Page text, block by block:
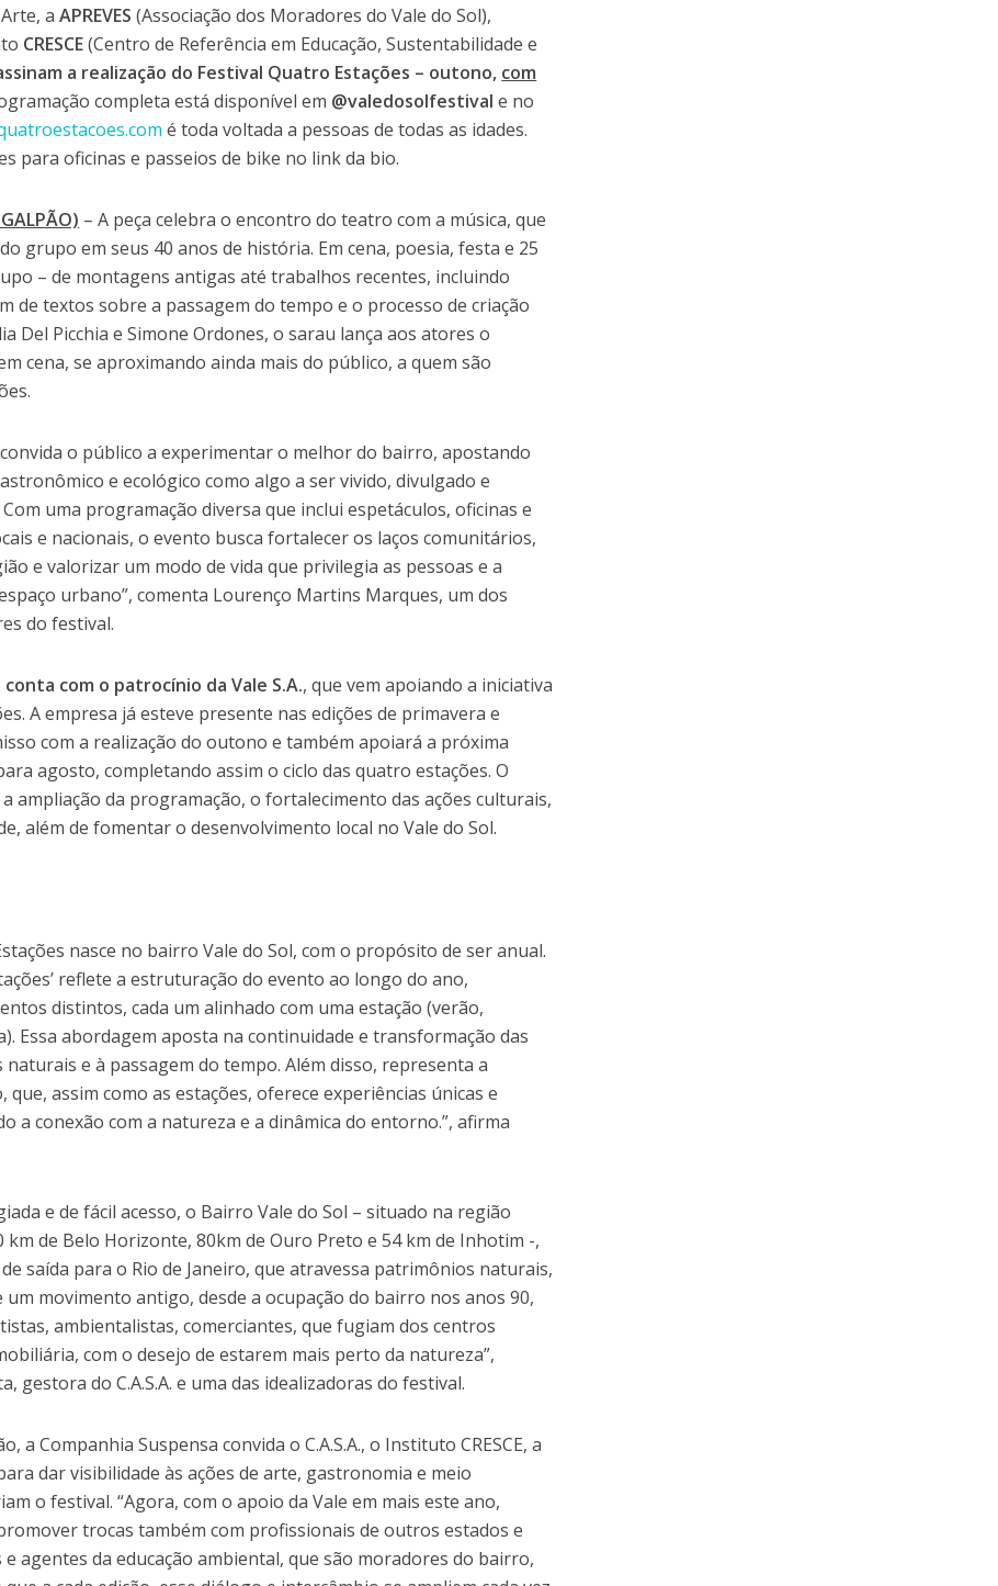
aAPREVES (Associação dos Moradores do Vale do Sol),
CRESCE(Centro de Referência em Educação, Sustentabilidade e
a realização do Festival Quatro Estações – outono, com
completa está disponível em @valedosolfestival e no
é toda voltada a pessoas de todas as idades.
para oficinas e passeios de bike no link da bio.
– A peça celebra o encontro do teatro com a música, que
grupo em seus 40 anos de história. Em cena, poesia, festa e 25
– de montagens antigas até trabalhos recentes, incluindo
de textos sobre a passagem do tempo e o processo de criação
Del Picchia e Simone Ordones, o sarau lança aos atores o
cena, se aproximando ainda mais do público, a quem são
convida o público a experimentar o melhor do bairro, apostando
e ecológico como algo a ser vivido, divulgado e
uma programação diversa que inclui espetáculos, oficinas e
e nacionais, o evento busca fortalecer os laços comunitários,
e valorizar um modo de vida que privilegia as pessoas e a
urbano”, comenta Lourenço Martins Marques, um dos
do festival.
com o patrocínio da Vale S.A., que vem apoiando a iniciativa
A empresa já esteve presente nas edições de primavera e
com a realização do outono e também apoiará a próxima
agosto, completando assim o ciclo das quatro estações. O
ampliação da programação, o fortalecimento das ações culturais,
além de fomentar o desenvolvimento local no Vale do Sol.
nasce no bairro Vale do Sol, com o propósito de ser anual.
reflete a estruturação do evento ao longo do ano,
distintos, cada um alinhado com uma estação (verão,
Essa abordagem aposta na continuidade e transformação das
naturais e à passagem do tempo. Além disso, representa a
assim como as estações, oferece experiências únicas e
a conexão com a natureza e a dinâmica do entorno.”, afirma
e de fácil acesso, o Bairro Vale do Sol – situado na região
km de Belo Horizonte, 80km de Ouro Preto e 54 km de Inhotim -,
saída para o Rio de Janeiro, que atravessa patrimônios naturais,
um movimento antigo, desde a ocupação do bairro nos anos 90,
ambientalistas, comerciantes, que fugiam dos centros
com o desejo de estarem mais perto da natureza”,
gestora do C.A.S.A. e uma das idealizadoras do festival.
a Companhia Suspensa convida o C.A.S.A., o Instituto CRESCE, a
dar visibilidade às ações de arte, gastronomia e meio
o festival. “Agora, com o apoio da Vale em mais este ano,
trocas também com profissionais de outros estados e
agentes da educação ambiental, que são moradores do bairro,